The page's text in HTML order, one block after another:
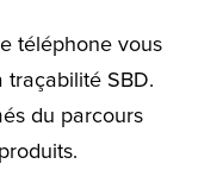
téléphone vous
traçabilité SBD.
du parcours